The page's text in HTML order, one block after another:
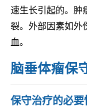
速生长引起的。肿
裂。外部因素如外
血。
脑垂体瘤保
保守治疗的必要